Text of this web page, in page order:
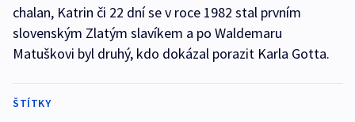
chalan, Katrin či 22 dní se v roce 1982 stal prvním
slovenským Zlatým slavíkem a po Waldemaru
Matuškovi byl druhý, kdo dokázal porazit Karla Gotta.
ŠTÍTKY